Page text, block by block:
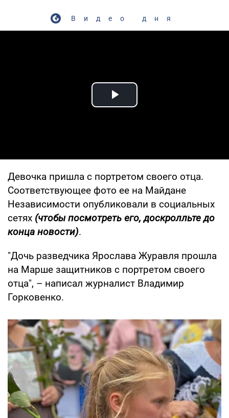
Видео дня
Play Video
Девочка пришла с портретом своего отца.
Соответствующее фото ее на Майдане
Независимости опубликовали в социальных
сетях (чтобы посмотреть его, доскролльте до
конца новости).
"Дочь разведчика Ярослава Журавля прошла
на Марше защитников с портретом своего
отца", – написал журналист Владимир
Горковенко.